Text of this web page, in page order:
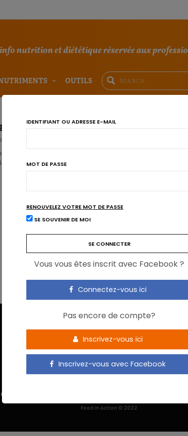
nutrition et diététique réservée aux
OUTILS
pensent les professionnels de la nutrition ?
vrai sujet en consultation. Elle est avant tout sucrée et liée à un besoin
patients francophones, plus souvent …
IDENTIFIANT OU ADRESSE E-MAIL
MOT DE PASSE
RENOUVELEZ VOTRE MOT DE PASSE
SE SOUVENIR DE MOI
Vous vous êtes inscrit avec Facebook ?
Connectez-vous ici
Pas encore de compte?
Inscrivez-vous ici
Inscrivez-vous avec Facebook
Food In Action © 2022